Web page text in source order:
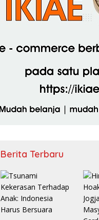
Berita Terbaru